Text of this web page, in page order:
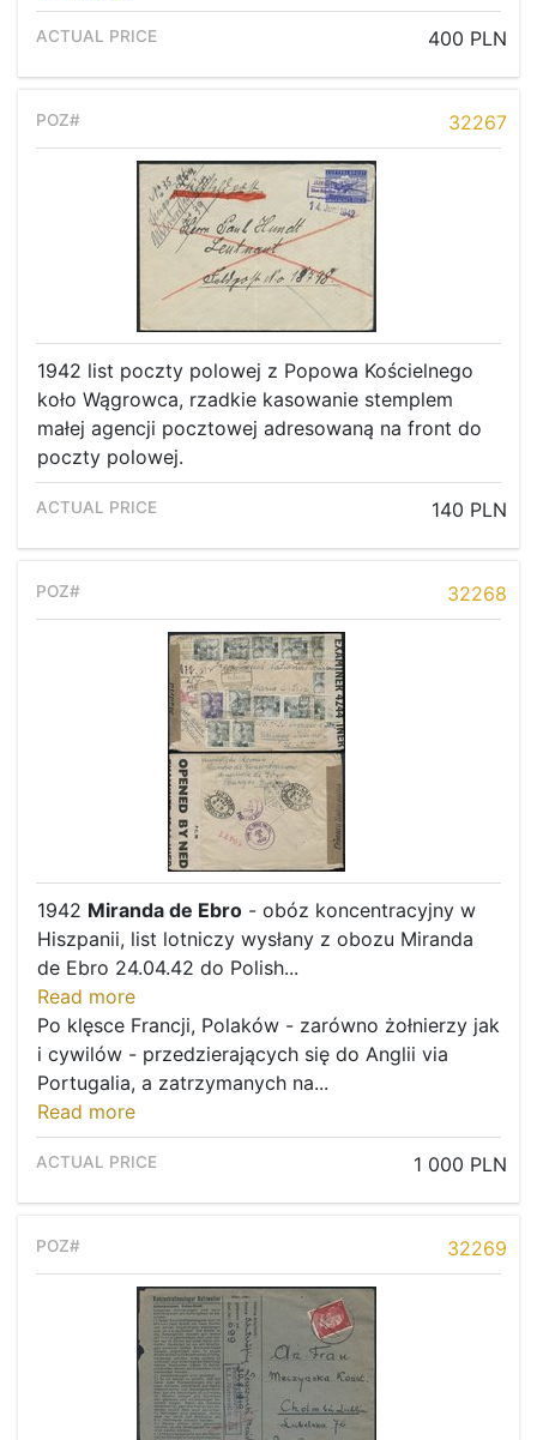
Current auction
Recent result
400 PLN
32267
1942 list poczty polowej z Popowa Kościelnego
koło Wągrowca, rzadkie kasowanie stemplem
małej agencji pocztowej adresowaną na front do
poczty polowej.
140 PLN
32268
1942 Miranda de Ebro - obóz koncentracyjny w
Hiszpanii, list lotniczy wysłany z obozu Miranda
de Ebro 24.04.42 do Polish...
Read more
Po klęsce Francji, Polaków - zarówno żołnierzy jak
i cywilów - przedzierających się do Anglii via
Portugalia, a zatrzymanych na...
Read more
1 000 PLN
32269